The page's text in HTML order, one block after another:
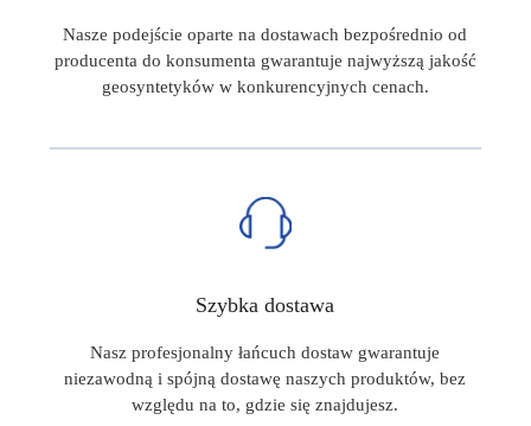
Nasze podejście oparte na dostawach bezpośrednio od
producenta do konsumenta gwarantuje najwyższą jakość
geosyntetyków w konkurencyjnych cenach.
Szybka dostawa
Nasz profesjonalny łańcuch dostaw gwarantuje
niezawodną i spójną dostawę naszych produktów, bez
względu na to, gdzie się znajdujesz.